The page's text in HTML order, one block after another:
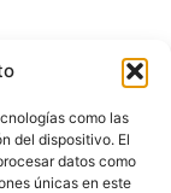
como las
del dispositivo. El
datos como
únicas en este
para